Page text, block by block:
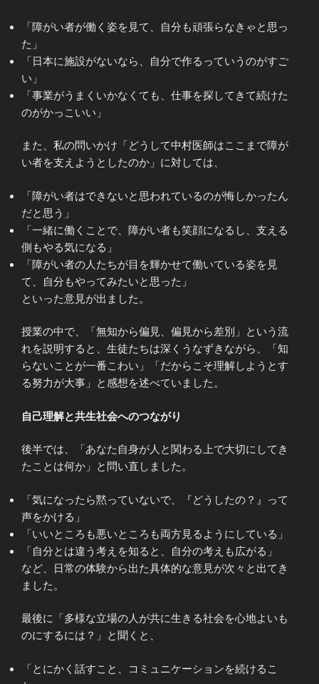
「障がい者が働く姿を見て、自分も頑張らなきゃと思っ
た」
「日本に施設がないなら、自分で作るっていうのがすご
い」
「事業がうまくいかなくても、仕事を探してきて続けた
のがかっこいい」
また、私の問いかけ「どうして中村医師はここまで障が
い者を支えようとしたのか」に対しては、
「障がい者はできないと思われているのが悔しかったん
だと思う」
「一緒に働くことで、障がい者も笑顔になるし、支える
側もやる気になる」
「障がい者の人たちが目を輝かせて働いている姿を見
て、自分もやってみたいと思った」
といった意見が出ました。
授業の中で、「無知から偏見、偏見から差別」という流
れを説明すると、生徒たちは深くうなずきながら、「知
らないことが一番こわい」「だからこそ理解しようとす
る努力が大事」と感想を述べていました。
自己理解と共生社会へのつながり
後半では、「あなた自身が人と関わる上で大切にしてき
たことは何か」と問い直しました。
「気になったら黙っていないで、『どうしたの？』って
声をかける」
「いいところも悪いところも両方見るようにしている」
「自分とは違う考えを知ると、自分の考えも広がる」
など、日常の体験から出た具体的な意見が次々と出てき
ました。
最後に「多様な立場の人が共に生きる社会を心地よいも
のにするには？」と聞くと、
「とにかく話すこと、コミュニケーションを続けるこ